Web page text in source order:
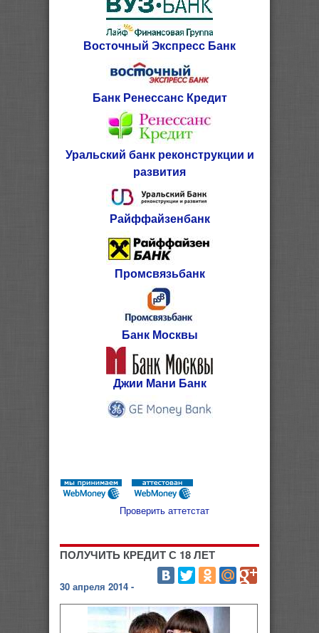
Восточный Экспресс Банк
Банк Ренессанс Кредит
Уральский банк реконструкции и
развития
Райффайзенбанк
Промсвязьбанк
Банк Москвы
Джии Мани Банк
Проверить аттетстат
ПОЛУЧИТЬ КРЕДИТ С 18 ЛЕТ
30 апреля 2014 -